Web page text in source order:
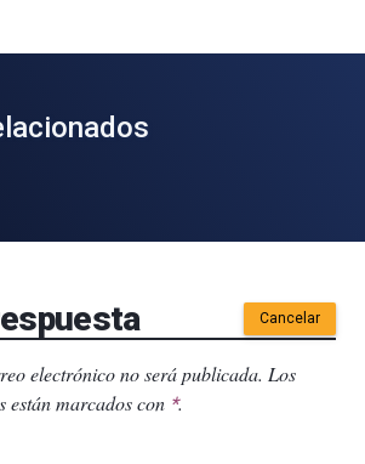
Cancelar
electrónico no será publicada. Los
están marcados con *.